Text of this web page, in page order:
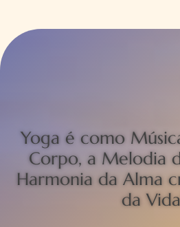
Yoga é como
Corpo, a Melodia
Harmonia da Alma
da